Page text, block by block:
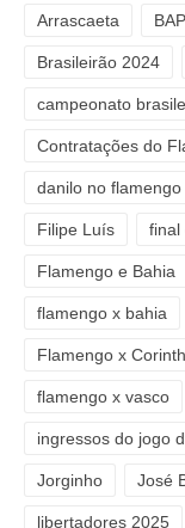
Arrascaeta BAP
Brasileirão 2024
campeonato
Contratações do
danilo no flamengo
Filipe Luís final
Flamengo e Bahia
flamengo x bahia
Flamengo x
flamengo x vasco
ingressos do jogo
Jorginho José
libertadores 2025